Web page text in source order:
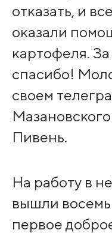
отказать, и
оказали
картофеля.
спасибо!
своем
Пивень.
На работу в
вышли
первое